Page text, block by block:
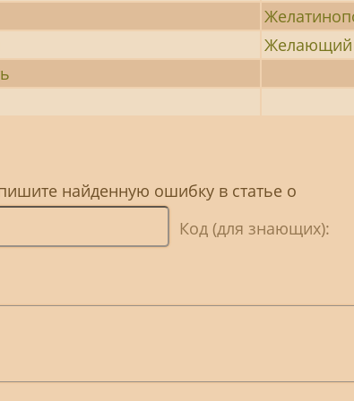
Желающий
найденную ошибку в статье о
Код (для знающих):